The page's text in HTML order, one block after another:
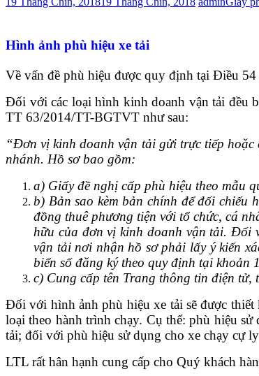
Hình ảnh phù hiệu xe tải
Về vấn đề phù hiệu được quy định tại Điều
Đối với các loại hình kinh doanh vận tải đều
TT 63/2014/TT-BGTVT như sau:
“Đơn vị kinh doanh vận tải gửi trực tiếp hoặc
nhánh. Hồ sơ bao gồm:
a) Giấy đề nghị cấp phù hiệu theo mẫu
b) Bản sao kèm bản chính để đối chiếu
đồng thuê phương tiện với tổ chức, cá
hữu của đơn vị kinh doanh vận tải. Đối
vận tải nơi nhận hồ sơ phải lấy ý kiến
biển số đăng ký theo quy định tại khoản
c) Cung cấp tên Trang thông tin điện tử,
Đối với hình ảnh phù hiệu xe tải sẽ được
loại theo hành trình chạy. Cụ thể: phù hiệu
tải; đối với phù hiệu sử dụng cho xe chạy cự
LTL rất hân hạnh cung cấp cho Quý khách